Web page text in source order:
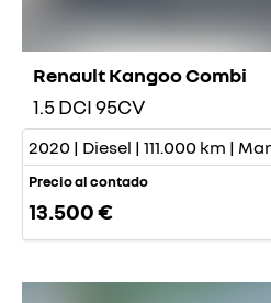
Renault Kangoo Combi
1.5 DCI 95CV
2020 | Diesel | 111.000 km |
Precio al contado
13.500 €